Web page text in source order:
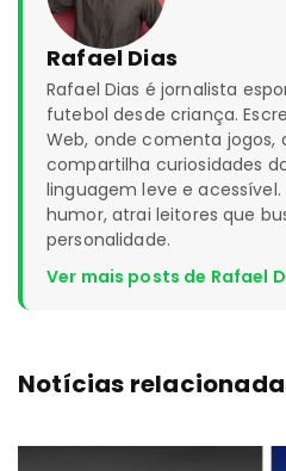
Rafael Dias
Rafael Dias é jornalista
futebol desde criança.
Web, onde comenta jogos,
compartilha curiosidades
linguagem leve e
humor, atrai leitores que
personalidade.
Ver mais posts de Rafael
Notícias